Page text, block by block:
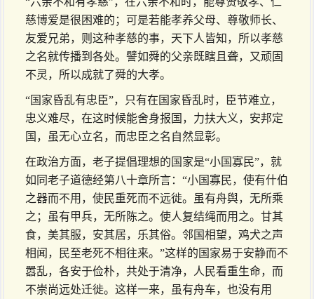
慈博爱是很困难的；可是若能孝养父母、尊敬师长、
友爱兄弟，则这种孝慈的事，天下人皆知，所以孝慈
之名就传播到各处。譬如舜的父亲既瞎且聋，又顽固
不灵，所以成就了舜的大孝。
“国家昏乱有忠臣”，只有在国家昏乱时，臣节难立，
忠义难尽，在这时候能舍身报国，力扶大义，安邦定
国，虽无心立名，而忠臣之名自然显彰。
在政治方面，老子提倡理想的国家是“小国寡民”，就
如同老子道德经第八十章所言：“小国寡民，使有什伯
之器而不用，使民重死而不远徙。虽有舟舆，无所乘
之；虽有甲兵，无所陈之。使人复结绳而用之。甘其
食，美其服，安其居，乐其俗。邻国相望，鸡犬之声
相闻，民至老死不相往来。”这样的国家易于安静而不
嚣乱，各安于俭朴，共处于清净，人民看重生命，而
不崇尚远处迁徙。这样一来，虽有舟车，也没有用